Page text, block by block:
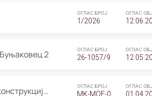
ОГЛАС БРОЈ
1/2026
ОГЛАС
Буњаковец 2 ОГЛАС БРОЈ
26-1057/9
ОГЛАС
Оглас за Барање понуди за “Енергетски ефикасна реконструкција на објектот ООУ „Св. Кирил и Методиј" ОГЛАС БРОЈ ОГЛАС